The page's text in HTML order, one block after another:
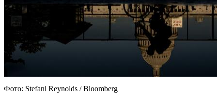
Фото: Stefani Reynolds / Bloomberg